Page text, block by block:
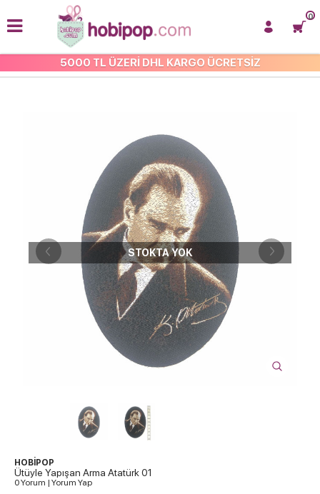
5000 TL ÜZERİ DHL KARGO ÜCRETSİZ
0
İŞLEMELİ ARMA VE APLİKE
STOKTA YOK
HOBİPOP
Ütüyle Yapışan Arma Atatürk 01
0 Yorum | Yorum Yap